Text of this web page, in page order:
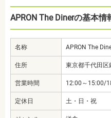
APRON The Dinerの基本情
名称 APRON The
住所 東京都千代田区
営業時間 12:00～15:00/
定休日 土・日・祝